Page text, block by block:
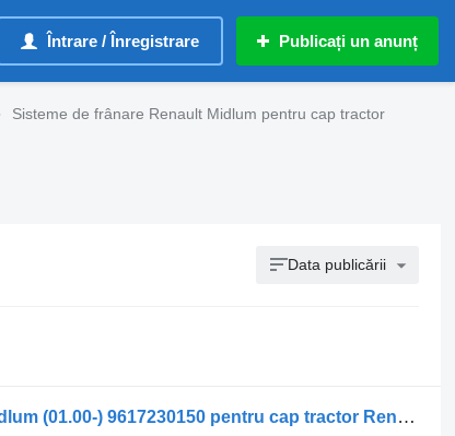
Întrare / Înregistrare Publicați un anunț
Sisteme de frânare Renault Midlum pentru cap tractor
Data publicării
Supapă pentru frâna de mână WABCO Midlum (01.00-) 9617230150 pentru cap tractor Renault Kerax, Midlum (1997-2014)